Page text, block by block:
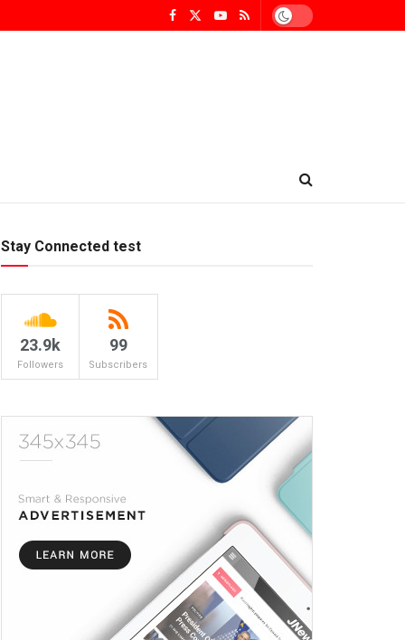
Stay Connected test
23.9k
Followers
99
Subscribers